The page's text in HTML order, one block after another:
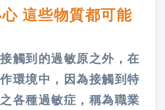
這些物質都可能
觸到的過敏原之外，在
環境中，因為接觸到特
各種過敏症，稱為職業